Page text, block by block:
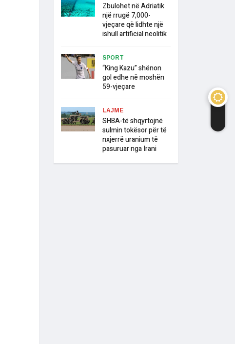
Zbulohet në Adriatik
një rrugë 7,000-
vjeçare që lidhte një
ishull artificial neolitik
SPORT
“King Kazu” shënon
gol edhe në moshën
59-vjeçare
LAJME
SHBA-të shqyrtojnë
sulmin tokësor për të
nxjerrë uranium të
pasuruar nga Irani